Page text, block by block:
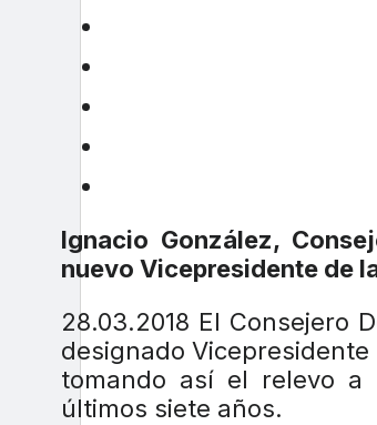
Ignacio González,
nuevo Vicepresidente de
28.03.2018 El Consejero
designado Vicepresidente
tomando así el relevo a
últimos siete años.